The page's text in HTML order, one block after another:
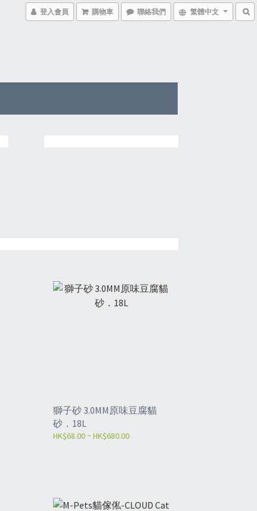
登入會員 購物車 聯絡我們 繁體中文
獅子砂 3.0MM原味豆腐貓
砂．18L
HK$68.00 ~ HK$680.00